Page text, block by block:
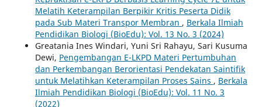
Melatih Keterampilan Berpikir Kritis Peserta Didik
pada Sub Materi Transpor Membran , Berkala Ilmiah
Pendidikan Biologi (BioEdu): Vol. 13 No. 3 (2024)
Greatania Ines Windari, Yuni Sri Rahayu, Sari Kusuma
Dewi, Pengembangan E-LKPD Materi Pertumbuhan
dan Perkembangan Berorientasi Pendekatan Saintifik
untuk Melatihkan Keterampilan Proses Sains , Berkala
Ilmiah Pendidikan Biologi (BioEdu): Vol. 11 No. 3
(2022)